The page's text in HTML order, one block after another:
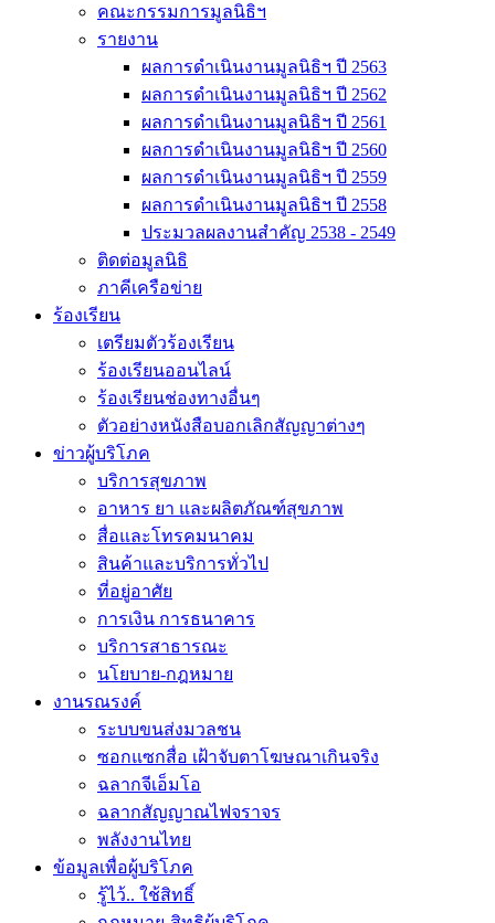
คณะกรรมการมูลนิธิฯ
รายงาน
ผลการดำเนินงานมูลนิธิฯ ปี 2563
ผลการดำเนินงานมูลนิธิฯ ปี 2562
ผลการดำเนินงานมูลนิธิฯ ปี 2561
ผลการดำเนินงานมูลนิธิฯ ปี 2560
ผลการดำเนินงานมูลนิธิฯ ปี 2559
ผลการดำเนินงานมูลนิธิฯ ปี 2558
ประมวลผลงานสำคัญ 2538 - 2549
ติดต่อมูลนิธิ
ภาคีเครือข่าย
ร้องเรียน
เตรียมตัวร้องเรียน
ร้องเรียนออนไลน์
ร้องเรียนช่องทางอื่นๆ
ตัวอย่างหนังสือบอกเลิกสัญญาต่างๆ
ข่าวผู้บริโภค
บริการสุขภาพ
อาหาร ยา และผลิตภัณฑ์สุขภาพ
สื่อและโทรคมนาคม
สินค้าและบริการทั่วไป
ที่อยู่อาศัย
การเงิน การธนาคาร
บริการสาธารณะ
นโยบาย-กฎหมาย
งานรณรงค์
ระบบขนส่งมวลชน
ซอกแซกสื่อ เฝ้าจับตาโฆษณาเกินจริง
ฉลากจีเอ็มโอ
ฉลากสัญญาณไฟจราจร
พลังงานไทย
ข้อมูลเพื่อผู้บริโภค
รู้ไว้.. ใช้สิทธิ์